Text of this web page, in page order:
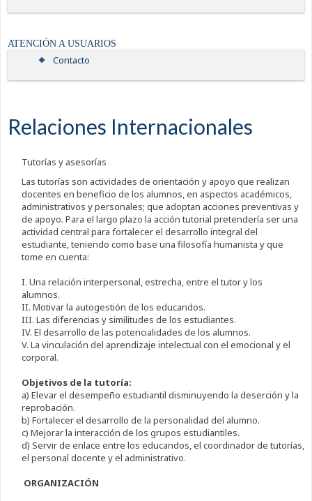
ATENCIÓN A USUARIOS
Contacto
Relaciones Internacionales
Tutorías y asesorías
Las tutorías son actividades de orientación y apoyo que realizan
docentes en beneficio de los alumnos, en aspectos académicos,
administrativos y personales; que adoptan acciones preventivas y
de apoyo. Para el largo plazo la acción tutorial pretendería ser una
actividad central para fortalecer el desarrollo integral del
estudiante, teniendo como base una filosofía humanista y que
tome en cuenta:
I. Una relación interpersonal, estrecha, entre el tutor y los
alumnos.
II. Motivar la autogestión de los educandos.
III. Las diferencias y similitudes de los estudiantes.
IV. El desarrollo de las potencialidades de los alumnos.
V. La vinculación del aprendizaje intelectual con el emocional y el
corporal.
Objetivos de la tutoría:
a) Elevar el desempeño estudiantil disminuyendo la deserción y la
reprobación.
b) Fortalecer el desarrollo de la personalidad del alumno.
c) Mejorar la interacción de los grupos estudiantiles.
d) Servir de enlace entre los educandos, el coordinador de tutorías,
el personal docente y el administrativo.
ORGANIZACIÓN